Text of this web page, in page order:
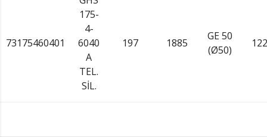
73175460401
175-
4-
6040
A
TEL.
SİL.
197 1885
GE 50
(Ø50)
122